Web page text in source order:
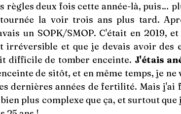
règles deux fois cette année-là, puis…
la voir trois ans plus tard.
un SOPK/SMOP. C'était en 2019,
irréversible et que je devais avoir des
difficile de tomber enceinte. J'étais
de sitôt, et en même temps, je ne
dernières années de fertilité. Mais j'ai
plus complexe que ça, et surtout que